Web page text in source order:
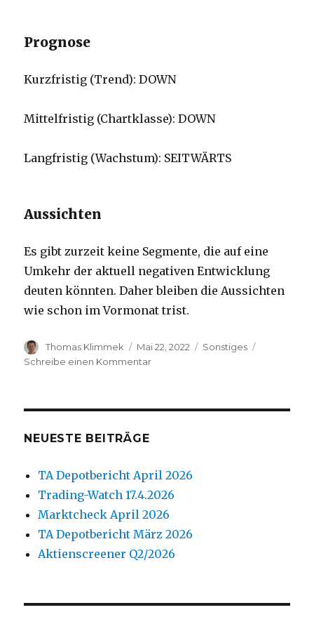
Prognose
Kurzfristig (Trend): DOWN
Mittelfristig (Chartklasse): DOWN
Langfristig (Wachstum): SEITWÄRTS
Aussichten
Es gibt zurzeit keine Segmente, die auf eine
Umkehr der aktuell negativen Entwicklung
deuten könnten. Daher bleiben die Aussichten
wie schon im Vormonat trist.
Autor
Thomas Klimmek
Veröffentlicht
am
Mai 22, 2022 Kategorien
Sonstiges
Schreibe einen Kommentarzu
NEUESTE BEITRÄGE
TA Depotbericht April 2026
Trading-Watch 17.4.2026
Marktcheck April 2026
TA Depotbericht März 2026
Aktienscreener Q2/2026